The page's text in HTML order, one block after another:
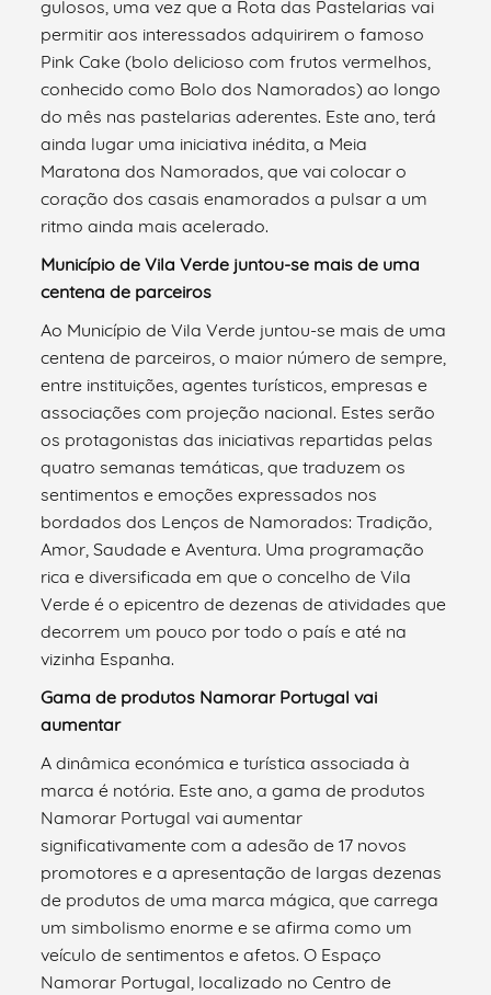
gulosos, uma vez que a Rota das Pastelarias vai
permitir aos interessados adquirirem o famoso
Pink Cake (bolo delicioso com frutos vermelhos,
conhecido como Bolo dos Namorados) ao longo
do mês nas pastelarias aderentes. Este ano, terá
ainda lugar uma iniciativa inédita, a Meia
Maratona dos Namorados, que vai colocar o
coração dos casais enamorados a pulsar a um
ritmo ainda mais acelerado.
Município de Vila Verde juntou-se mais de uma
centena de parceiros
Ao Município de Vila Verde juntou-se mais de uma
centena de parceiros, o maior número de sempre,
entre instituições, agentes turísticos, empresas e
associações com projeção nacional. Estes serão
os protagonistas das iniciativas repartidas pelas
quatro semanas temáticas, que traduzem os
sentimentos e emoções expressados nos
bordados dos Lenços de Namorados: Tradição,
Amor, Saudade e Aventura. Uma programação
rica e diversificada em que o concelho de Vila
Verde é o epicentro de dezenas de atividades que
decorrem um pouco por todo o país e até na
vizinha Espanha.
Gama de produtos Namorar Portugal vai
aumentar
A dinâmica económica e turística associada à
marca é notória. Este ano, a gama de produtos
Namorar Portugal vai aumentar
significativamente com a adesão de 17 novos
promotores e a apresentação de largas dezenas
de produtos de uma marca mágica, que carrega
um simbolismo enorme e se afirma como um
veículo de sentimentos e afetos. O Espaço
Namorar Portugal, localizado no Centro de